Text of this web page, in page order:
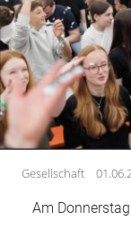
Kultur
Lifestyle
Alsfeld
Gesellschaft
Am